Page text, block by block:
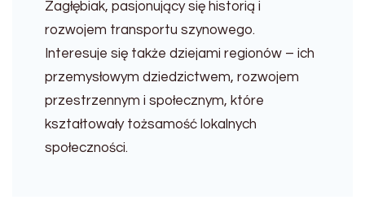
Zagłębiak, pasjonujący się historią i
rozwojem transportu szynowego.
Interesuje się także dziejami regionów – ich
przemysłowym dziedzictwem, rozwojem
przestrzennym i społecznym, które
kształtowały tożsamość lokalnych
społeczności.